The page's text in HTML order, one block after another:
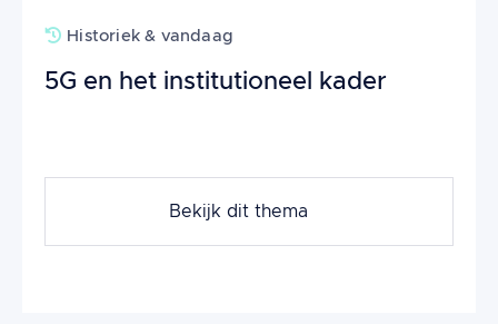
Historiek & vandaag
5G en het institutioneel kader
Bekijk dit thema